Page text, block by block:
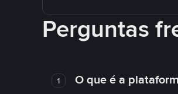
Perguntas
1 O que é a